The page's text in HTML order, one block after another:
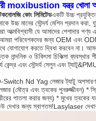
moxibustion যন্ত্র খোলা
কোং লিমিটেডএকটি উচ্চ
উচ্চ মানের সৌন্দর্য মেশিন প্রদান করা,
যে আমাদের পেশাদার পণ্য
আমরা পরিবেশকদের জন্য OEM এবং
যোগাযোগ করতে দ্বিধা করবেন না।
নান্দনিক ও চিকিৎসা চিকিত্সা
কেন্দ্র এবং সৌন্দর্য সেলুন এবং
Switch Nd Yag লেজার ট্যাটু
(মৌত্র এবং ত্বকের পুনরুজ্জীবন)
পাতলা করার জন্য) * মুখের ত্বকের
দেখার জন্য স্বাগতম!Lasylaser